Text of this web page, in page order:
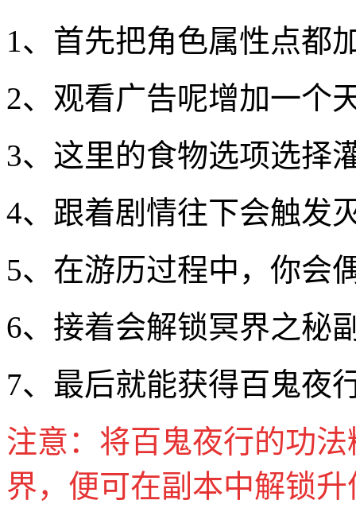
1、首先把角色属性点都
2、观看广告呢增加一个
3、这里的食物选项选择
4、跟着剧情往下会触发
5、在游历过程中，你会
6、接着会解锁冥界之秘
7、最后就能获得百鬼夜
注意：将百鬼夜行的功
界，便可在副本中解锁